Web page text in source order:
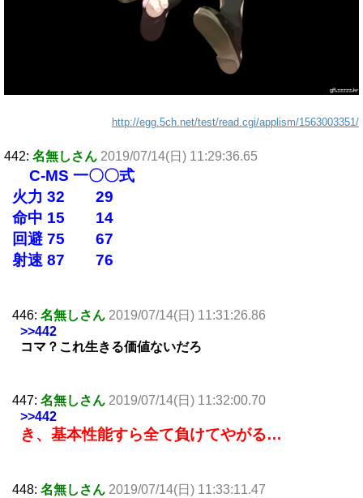
http://egg.5ch.net/test/read.cgi/applism/1563003351/
442: 名無しさん 2019/07/14(日) 11:29:36.65
C-MS 一〇〇式
火力 32 29
命中 15 14
回避 75 67
射速 87 76
446: 名無しさん 2019/07/14(日) 11:31:26.86
>>442
コマ？これ生きる価値ないだろ
447: 名無しさん 2019/07/14(日) 11:32:00.70
>>442
き、基本性能すら全て負けてやがる…
448: 名無しさん 2019/07/14(日) 11:33:11.47